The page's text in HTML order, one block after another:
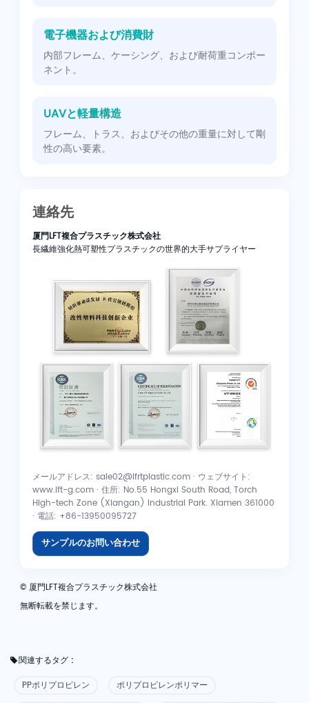
電子機器および消費財
内部フレーム、ケーシング、および耐荷重コンポー
ネント。
UAVと軽量構造
フレーム、トラス、およびその他の重量に対して剛
性の高い要素。
連絡先
厦門LFT複合プラスチック株式会社
長繊維強化熱可塑性プラスチックの世界的大手サプライヤー
メールアドレス: sale02@lfrtplastic.com · ウェブサイト:
www.lft-g.com · 住所: No.55 Hongxi South Road, Torch
High-tech Zone (Xiangan) Industrial Park. Xiamen 361000
· 電話: +86-13950095727
サンプルのお問い合わせ
© 厦門LFT複合プラスチック株式会社
無断転載を禁じます。
関連するタグ :
PPポリプロピレン
ポリプロピレンポリマー